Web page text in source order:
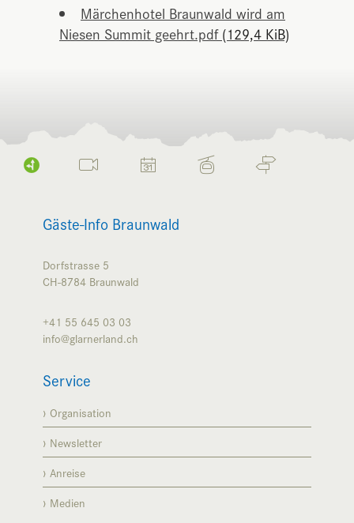
Märchenhotel Braunwald wird am
Niesen Summit geehrt.pdf(129,4 KiB)
Gäste-Info Braunwald
Dorfstrasse 5
CH-8784 Braunwald
+41 55 645 03 03
info@glarnerland.ch
Service
Organisation
Newsletter
Anreise
Medien